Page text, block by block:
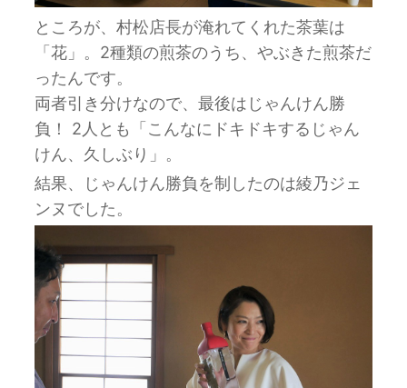
ところが、村松店長が淹れてくれた茶葉は
「花」。2種類の煎茶のうち、やぶきた煎茶だ
ったんです。
両者引き分けなので、最後はじゃんけん勝
負！ 2人とも「こんなにドキドキするじゃん
けん、久しぶり」。
結果、じゃんけん勝負を制したのは綾乃ジェ
ンヌでした。